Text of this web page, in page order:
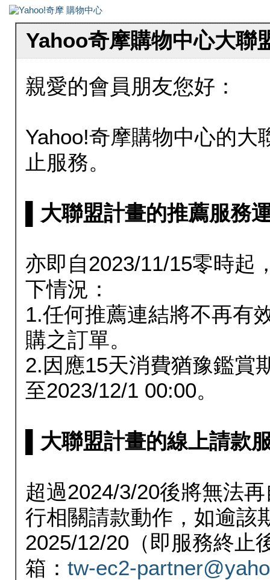
Yahoo奇摩購物中心大聯
親愛的會員朋友您好：
Yahoo!奇摩購物中心的大
止服務。
▌大聯盟計畫的推薦服務
亦即自2023/11/15零時起
下情況：
1.任何推薦連結將不再有
購之訂單。
2.因應15天消費猶豫鑑賞
至2023/12/1 00:00。
▌大聯盟計畫的線上請款
超過2024/3/20後將無法
行相關請款動作，如逾該
2025/12/20（即服務終止
箱： tw-ec2-